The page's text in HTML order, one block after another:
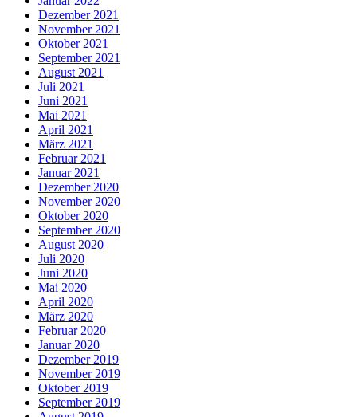
Dezember 2021
November 2021
Oktober 2021
September 2021
August 2021
Juli 2021
Juni 2021
Mai 2021
April 2021
März 2021
Februar 2021
Januar 2021
Dezember 2020
November 2020
Oktober 2020
September 2020
August 2020
Juli 2020
Juni 2020
Mai 2020
April 2020
März 2020
Februar 2020
Januar 2020
Dezember 2019
November 2019
Oktober 2019
September 2019